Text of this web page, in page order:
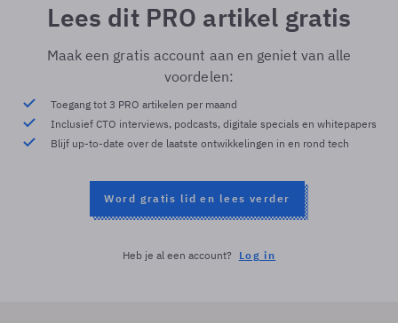
Lees dit PRO artikel gratis
Maak een gratis account aan en geniet van alle
voordelen:
Toegang tot 3 PRO artikelen per maand
Inclusief CTO interviews, podcasts, digitale specials en whitepapers
Blijf up-to-date over de laatste ontwikkelingen in en rond tech
Word gratis lid en lees verder
Heb je al een account? Log in